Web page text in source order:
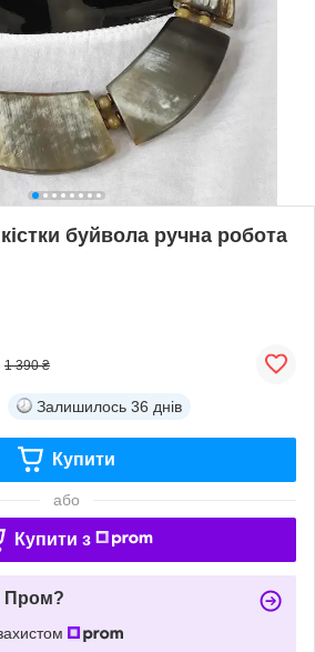
буйвола ручна робота
1 390 ₴
Залишилось 36 днів
Купити
або
Купити з
Пром?